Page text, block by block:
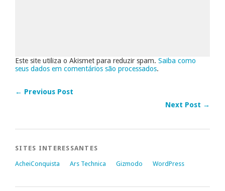
Este site utiliza o Akismet para reduzir spam. Saiba como
seus dados em comentários são processados.
← Previous Post
Next Post →
SITES INTERESSANTES
AcheiConquista Ars Technica Gizmodo WordPress